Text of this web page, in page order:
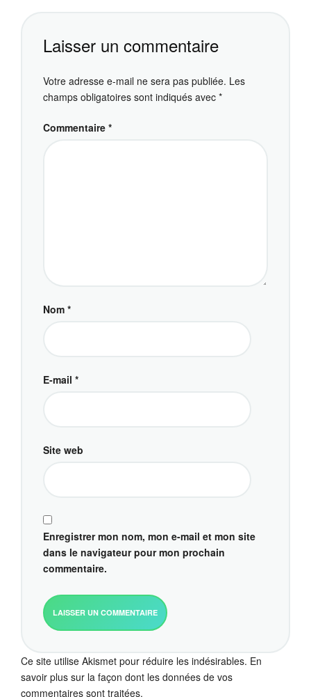
Laisser un commentaire
Votre adresse e-mail ne sera pas publiée. Les
champs obligatoires sont indiqués avec *
Commentaire *
Nom *
E-mail *
Site web
Enregistrer mon nom, mon e-mail et mon site
dans le navigateur pour mon prochain
commentaire.
Ce site utilise Akismet pour réduire les indésirables. En
savoir plus sur la façon dont les données de vos
commentaires sont traitées.